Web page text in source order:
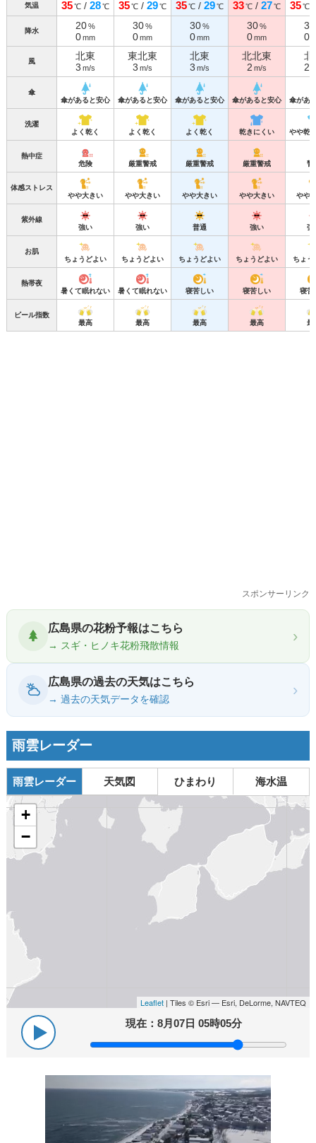
気温 35℃/ 28℃ 35℃/ 29℃ 35℃/ 29℃ 33℃/ 27℃ 35℃
降水 20%
0mm
30%
0mm
30%
0mm
30%
0mm
30
0
風
北東
3 m/s
東北東
3 m/s
北東
3 m/s
北北東
2 m/s
北
2
傘
傘があると安心
傘があると安心 傘があると安心 傘があると安心 傘があ
洗濯
よく乾く
よく乾く よく乾く 乾きにくい やや乾
熱中症
危険
厳重警戒 厳重警戒 厳重警戒 警
体感ストレス
やや大きい
やや大きい やや大きい やや大きい やや
紫外線
強い
強い 普通 強い 強
お肌
ちょうどよい
ちょうどよい ちょうどよい ちょうどよい ちょう
熱帯夜
暑くて眠れない
暑くて眠れない 寝苦しい 寝苦しい 寝苦
ビール指数
最高
最高 最高 最高 最
スポンサーリンク
広島県の花粉予報はこちら
→ スギ・ヒノキ花粉飛散情報
›
広島県の過去の天気はこちら
→ 過去の天気データを確認
›
雨雲レーダー
雨雲レーダー 天気図 ひまわり 海水温
+
−
Leaflet | Tiles © Esri — Esri, DeLorme, NAVTEQ
現在：8月07日 05時05分